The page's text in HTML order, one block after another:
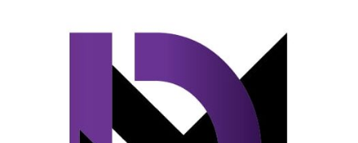
Mai puțini bani pentru Ucraina din
partea UE: „Nu toate cond